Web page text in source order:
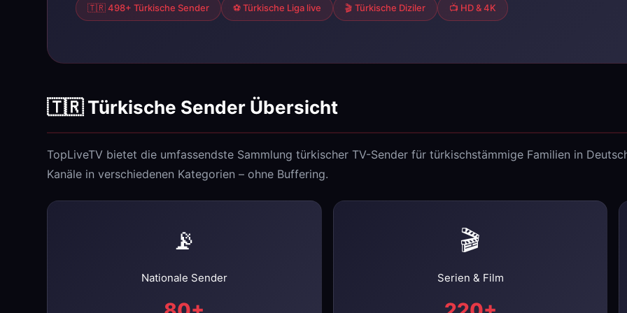
🇹🇷 498+ Türkische Sender ⚽ Türkische Liga live 🎬 Türkische Diziler 📺 HD & 4K
🇹🇷 Türkische Sender Übersicht
TopLiveTV bietet die umfassendste Sammlung türkischer TV-Sender für türkischstämmige Familien in
Kanäle in verschiedenen Kategorien – ohne Buffering.
📡
Nationale Sender
🎬
Serien & Film